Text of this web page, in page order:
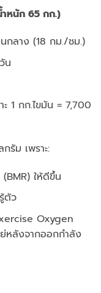
นัก 65 กก.)
กลาง (18 กม./ชม.)
น
1 กก.ไขมัน = 7,700
รัม เพราะ:
ให้ดีขึ้น
ตัว
Oxygen
หลังจากออกกำลัง